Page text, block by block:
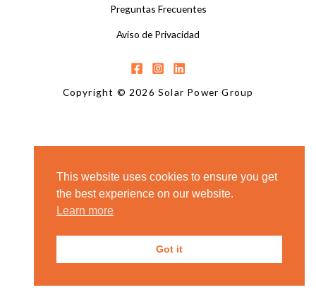
Preguntas Frecuentes
Aviso de Privacidad
Copyright © 2026 Solar Power Group
This website uses cookies to ensure you get
the best experience on our website.
Learn more
Got it